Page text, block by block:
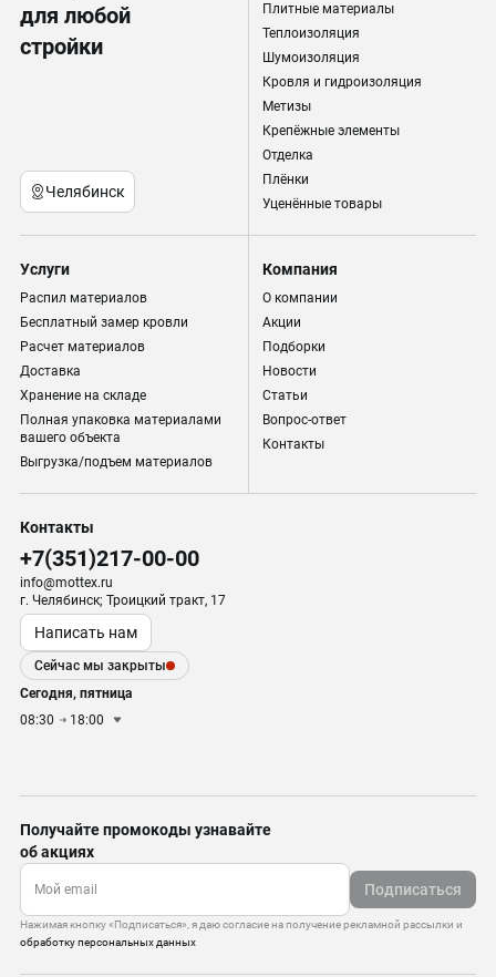
для любой
стройки
Челябинск
Плитные материалы
Теплоизоляция
Шумоизоляция
Кровля и гидроизоляция
Метизы
Крепёжные элементы
Отделка
Плёнки
Уценённые товары
Услуги
Распил материалов
Бесплатный замер кровли
Расчет материалов
Доставка
Хранение на складе
Полная упаковка материалами
вашего объекта
Выгрузка/подъем материалов
Компания
О компании
Акции
Подборки
Новости
Статьи
Вопрос-ответ
Контакты
Контакты
+7(351)217-00-00
info@mottex.ru
г. Челябинск; Троицкий тракт, 17
Написать нам
Сейчас мы закрыты
Сегодня, пятница
08:30
18:00
Получайте промокоды узнавайте
об акциях
Подписаться
Нажимая кнопку «Подписаться», я даю согласие на получение рекламной рассылки и
обработку персональных данных